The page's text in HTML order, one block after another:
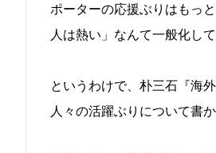
ポーターの応援ぶりはもっ
人は熱い」なんて一般化し
というわけで、朴三石『海
人々の活躍ぶりについて書か